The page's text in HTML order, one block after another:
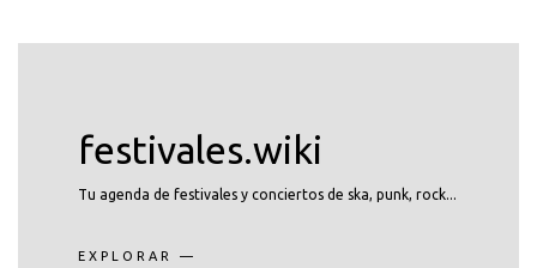
festivales.wiki
Tu agenda de festivales y conciertos de ska, punk, rock...
EXPLORAR —